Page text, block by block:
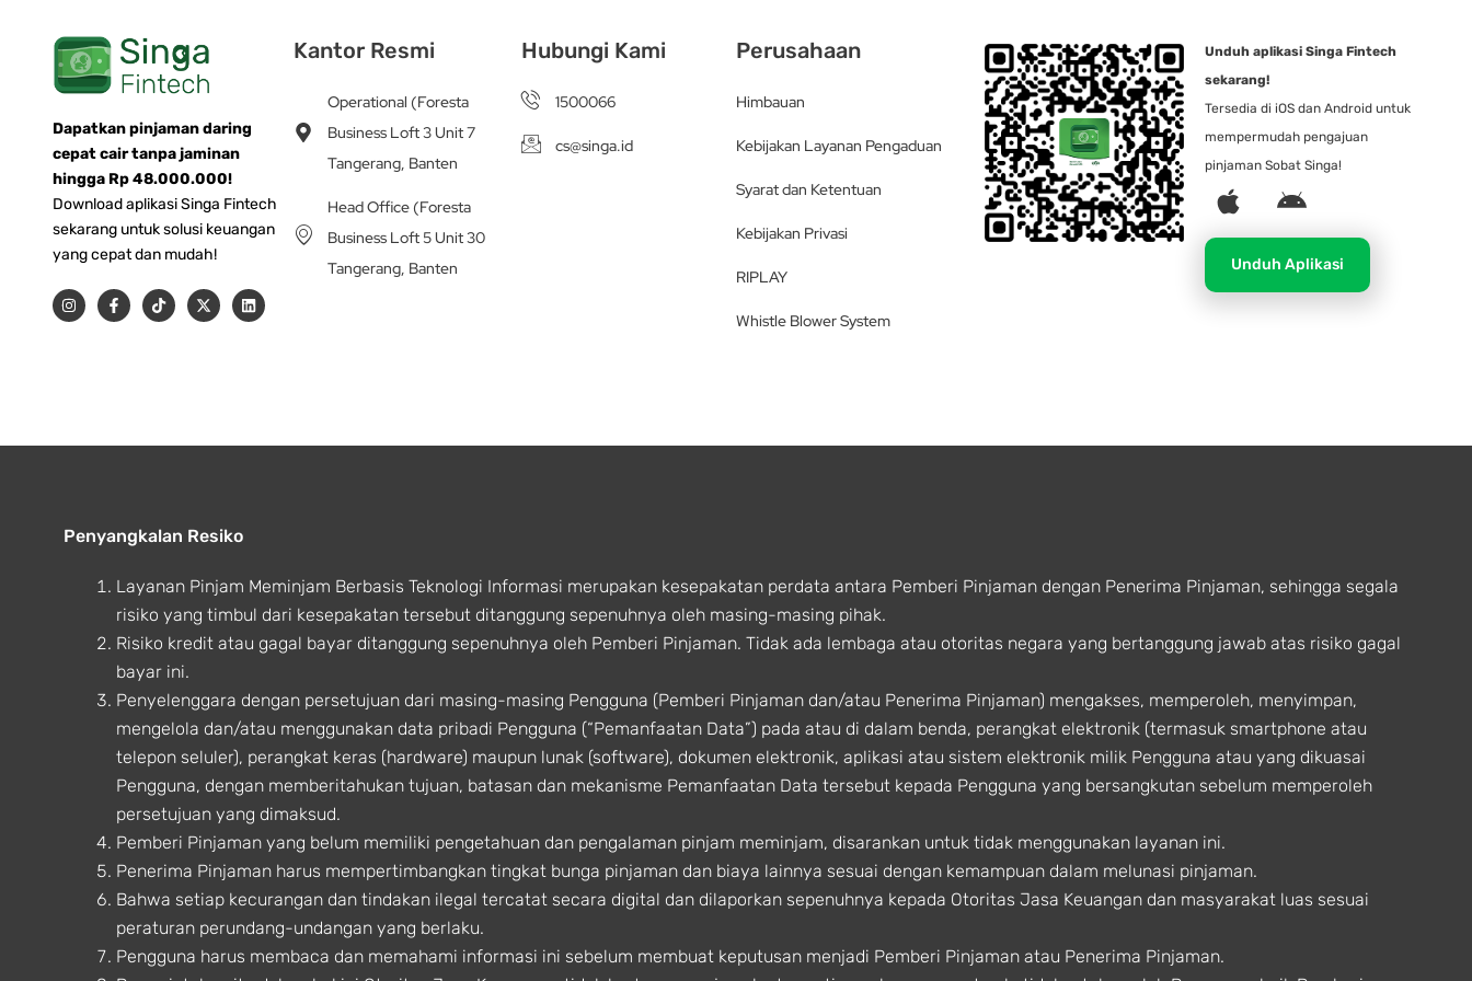
Dapatkan pinjaman daring
cepat cair tanpa jaminan
hingga Rp 48.000.000!
Download aplikasi Singa Fintech
sekarang untuk solusi keuangan
yang cepat dan mudah!
I
n
s
F
a
c
T
i
k
X
-
t
L
i
n
Kantor Resmi
Operational (Foresta
Business Loft 3 Unit 7
Tangerang, Banten
Head Office (Foresta
Business Loft 5 Unit 30
Tangerang, Banten
Hubungi Kami
1500066
cs@singa.id
Perusahaan
Himbauan
Kebijakan Layanan Pengaduan
Syarat dan Ketentuan
Kebijakan Privasi
RIPLAY
Whistle Blower System
Unduh aplikasi Singa Fintech
sekarang!
Tersedia di iOS dan Android untuk
mempermudah pengajuan
pinjaman Sobat Singa!
A
p
p
l
e
A
n
d
r
o
Unduh Aplikasi
Penyangkalan Resiko
Layanan Pinjam Meminjam Berbasis Teknologi Informasi merupakan kesepakatan perdata antara Pemberi Pinjaman dengan Penerima Pinjaman, sehingga segala
risiko yang timbul dari kesepakatan tersebut ditanggung sepenuhnya oleh masing-masing pihak.
Risiko kredit atau gagal bayar ditanggung sepenuhnya oleh Pemberi Pinjaman. Tidak ada lembaga atau otoritas negara yang bertanggung jawab atas risiko gagal
bayar ini.
Penyelenggara dengan persetujuan dari masing-masing Pengguna (Pemberi Pinjaman dan/atau Penerima Pinjaman) mengakses, memperoleh, menyimpan,
mengelola dan/atau menggunakan data pribadi Pengguna (“Pemanfaatan Data”) pada atau di dalam benda, perangkat elektronik (termasuk smartphone atau
telepon seluler), perangkat keras (hardware) maupun lunak (software), dokumen elektronik, aplikasi atau sistem elektronik milik Pengguna atau yang dikuasai
Pengguna, dengan memberitahukan tujuan, batasan dan mekanisme Pemanfaatan Data tersebut kepada Pengguna yang bersangkutan sebelum memperoleh
persetujuan yang dimaksud.
Pemberi Pinjaman yang belum memiliki pengetahuan dan pengalaman pinjam meminjam, disarankan untuk tidak menggunakan layanan ini.
Penerima Pinjaman harus mempertimbangkan tingkat bunga pinjaman dan biaya lainnya sesuai dengan kemampuan dalam melunasi pinjaman.
Bahwa setiap kecurangan dan tindakan ilegal tercatat secara digital dan dilaporkan sepenuhnya kepada Otoritas Jasa Keuangan dan masyarakat luas sesuai
peraturan perundang-undangan yang berlaku.
Pengguna harus membaca dan memahami informasi ini sebelum membuat keputusan menjadi Pemberi Pinjaman atau Penerima Pinjaman.